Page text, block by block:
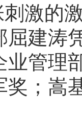
激的
屈建涛
业管理
奖；嵩